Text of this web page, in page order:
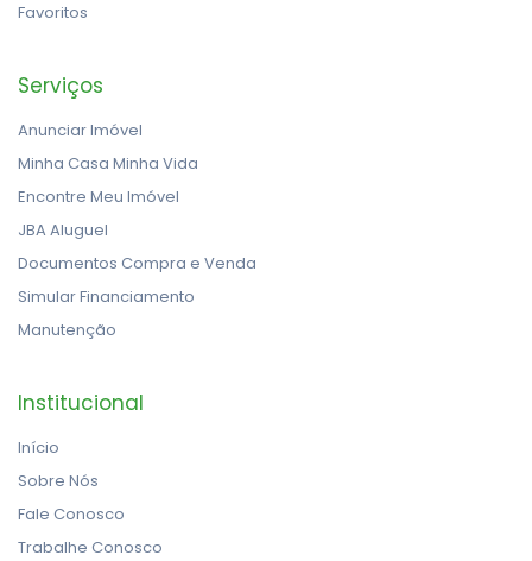
Favoritos
Serviços
Anunciar Imóvel
Minha Casa Minha Vida
Encontre Meu Imóvel
JBA Aluguel
Documentos Compra e Venda
Simular Financiamento
Manutenção
Institucional
Início
Sobre Nós
Fale Conosco
Trabalhe Conosco